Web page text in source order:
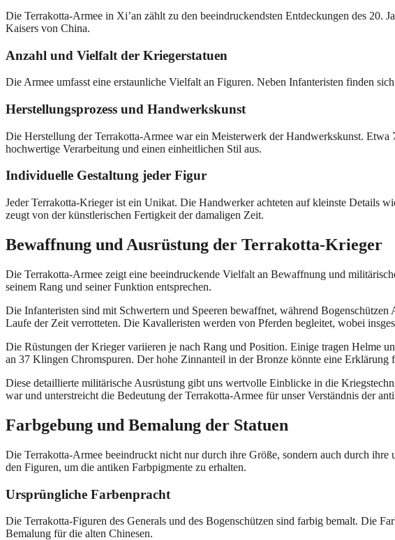
Die Terrakotta-Armee in Xi’an zählt zu den beeindruckendsten Entdeckungen des 20.
Kaisers von China.
Anzahl und Vielfalt der Kriegerstatuen
Die Armee umfasst eine erstaunliche Vielfalt an Figuren. Neben Infanteristen finden
Herstellungsprozess und Handwerkskunst
Die Herstellung der Terrakotta-Armee war ein Meisterwerk der Handwerkskunst.
hochwertige Verarbeitung und einen einheitlichen Stil aus.
Individuelle Gestaltung jeder Figur
Jeder Terrakotta-Krieger ist ein Unikat. Die Handwerker achteten auf kleinste Details
zeugt von der künstlerischen Fertigkeit der damaligen Zeit.
Bewaffnung und Ausrüstung der Terrakotta-Krieger
Die Terrakotta-Armee zeigt eine beeindruckende Vielfalt an Bewaffnung und
seinem Rang und seiner Funktion entsprechen.
Die Infanteristen sind mit Schwertern und Speeren bewaffnet, während
Laufe der Zeit verrotteten. Die Kavalleristen werden von Pferden begleitet, wobei
Die Rüstungen der Krieger variieren je nach Rang und Position. Einige tragen Helme
an 37 Klingen Chromspuren. Der hohe Zinnanteil in der Bronze könnte eine Erklärung
Diese detaillierte militärische Ausrüstung gibt uns wertvolle Einblicke in die
war und unterstreicht die Bedeutung der Terrakotta-Armee für unser Verständnis der
Farbgebung und Bemalung der Statuen
Die Terrakotta-Armee beeindruckt nicht nur durch ihre Größe, sondern auch durch
den Figuren, um die antiken Farbpigmente zu erhalten.
Ursprüngliche Farbenpracht
Die Terrakotta-Figuren des Generals und des Bogenschützen sind farbig bemalt. Die
Bemalung für die alten Chinesen.